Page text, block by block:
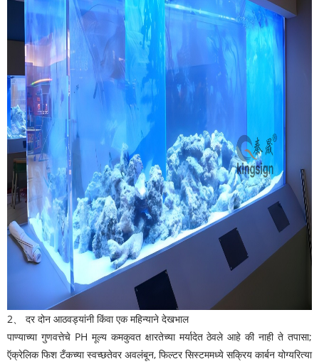
2
दर दोन आठवड्यांनी किंवा एक महिन्याने देखभाल
पाण्याच्या गुणवत्तेचे PH मूल्य कमकुवत क्षारतेच्या मर्यादेत ठेवले आहे की नाही ते तपासा;
ऍक्रेलिक फिश टँकच्या स्वच्छतेवर अवलंबून, फिल्टर सिस्टममध्ये सक्रिय कार्बन योग्यरित्या